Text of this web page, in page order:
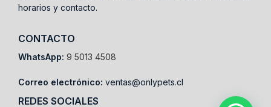
horarios y contacto.
CONTACTO
WhatsApp: 9 5013 4508
Correo electrónico: ventas@onlypets.cl
REDES SOCIALES